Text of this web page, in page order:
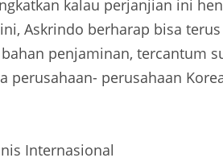
kalau perjanjian ini
Askrindo berharap bisa
penjaminan, tercantum
perusahaan- perusahaan
Internasional